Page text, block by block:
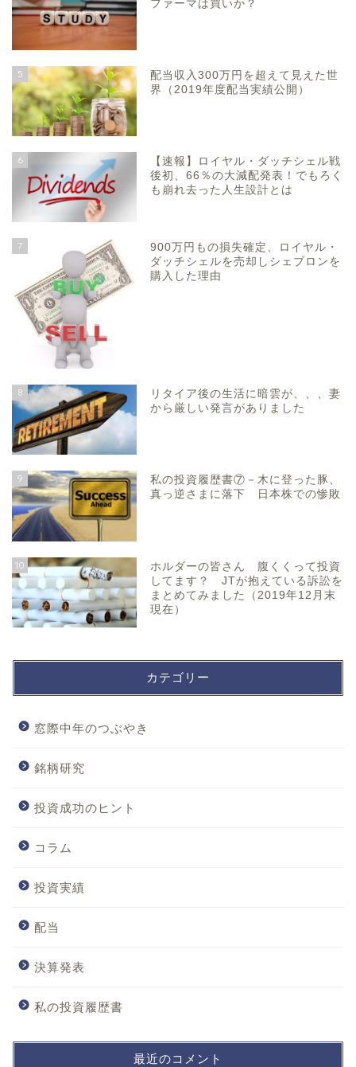
ファーマは買いか？
5
配当収入300万円を超えて見えた世
界（2019年度配当実績公開）
6
【速報】ロイヤル・ダッチシェル戦
後初、66％の大減配発表！でもろく
も崩れ去った人生設計とは
7
900万円もの損失確定、ロイヤル・
ダッチシェルを売却しシェブロンを
購入した理由
8
リタイア後の生活に暗雲が、、、妻
から厳しい発言がありました
9
私の投資履歴書⑦－木に登った豚、
真っ逆さまに落下 日本株での惨敗
10
ホルダーの皆さん 腹くくって投資
してます？ JTが抱えている訴訟を
まとめてみました（2019年12月末
現在）
カテゴリー
窓際中年のつぶやき
銘柄研究
投資成功のヒント
コラム
投資実績
配当
決算発表
私の投資履歴書
最近のコメント